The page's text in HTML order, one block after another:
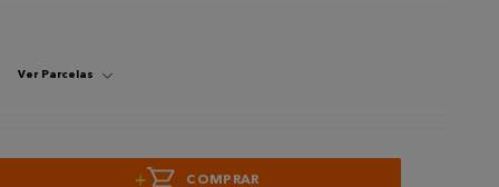
Ver Parcelas
+ COMPRAR